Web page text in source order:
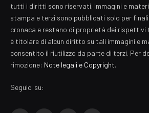
tutti i diritti sono riservati. Immagini e
stampa e terzi sono pubblicati solo per
cronaca e restano di proprietà dei rispettivi
è titolare di alcun diritto su tali immagini e
consentito il riutilizzo da parte di terzi. Per
rimozione: Note legali e Copyright.
Seguici su: